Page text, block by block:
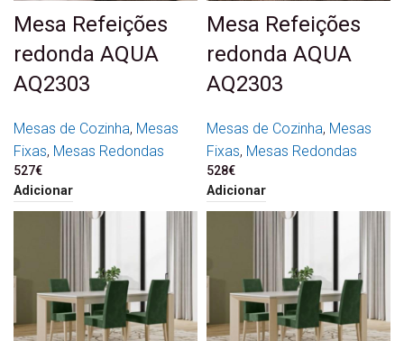
Mesa Refeições
redonda AQUA
AQ2303
Mesas de Cozinha, Mesas
Fixas, Mesas Redondas
527€
Adicionar
Mesa Refeições
redonda AQUA
AQ2303
Mesas de Cozinha, Mesas
Fixas, Mesas Redondas
528€
Adicionar